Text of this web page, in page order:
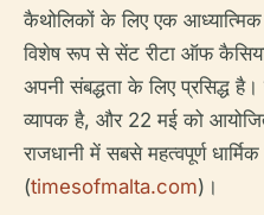
कैथोलिकों के लिए एक
विशेष रूप से सेंट रीटा ऑफ
अपनी संबद्धता के लिए प्रसिद्ध
व्यापक है, और 22 मई को आयोजित
राजधानी में सबसे महत्वपूर्ण
(timesofmalta.com)।